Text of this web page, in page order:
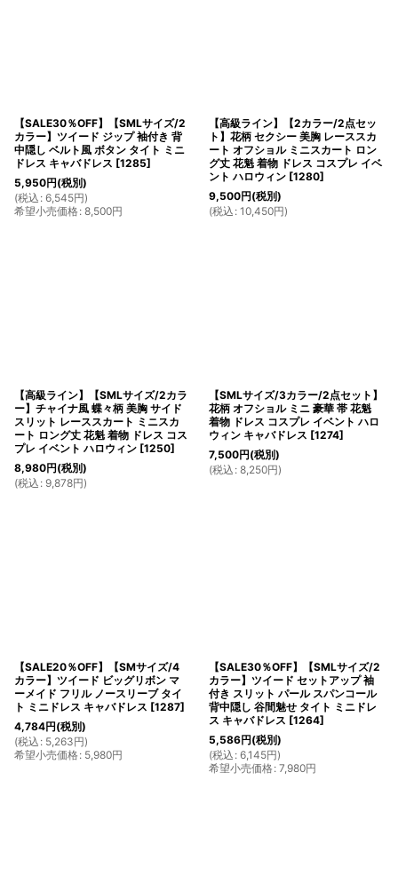
【SALE30％OFF】【SMLサイズ/2
カラー】ツイード ジップ 袖付き 背
中隠し ベルト風 ボタン タイト ミニ
ドレス キャバドレス [1285]
5,950円(税別)
(税込 : 6,545円)
希望小売価格: 8,500円
【高級ライン】【2カラー/2点セッ
ト】花柄 セクシー 美胸 レーススカ
ート オフショル ミニスカート ロン
グ丈 花魁 着物 ドレス コスプレ イベ
ント ハロウィン [1280]
9,500円(税別)
(税込 : 10,450円)
【高級ライン】【SMLサイズ/2カラ
ー】チャイナ風 蝶々柄 美胸 サイド
スリット レーススカート ミニスカ
ート ロング丈 花魁 着物 ドレス コス
プレ イベント ハロウィン [1250]
8,980円(税別)
(税込 : 9,878円)
【SMLサイズ/3カラー/2点セット】
花柄 オフショル ミニ 豪華 帯 花魁
着物 ドレス コスプレ イベント ハロ
ウィン キャバドレス [1274]
7,500円(税別)
(税込 : 8,250円)
【SALE20％OFF】【SMサイズ/4
カラー】ツイード ビッグリボン マ
ーメイド フリル ノースリーブ タイ
ト ミニドレス キャバドレス [1287]
4,784円(税別)
(税込 : 5,263円)
希望小売価格: 5,980円
【SALE30％OFF】【SMLサイズ/2
カラー】ツイード セットアップ 袖
付き スリット パール スパンコール
背中隠し 谷間魅せ タイト ミニドレ
ス キャバドレス [1264]
5,586円(税別)
(税込 : 6,145円)
希望小売価格: 7,980円